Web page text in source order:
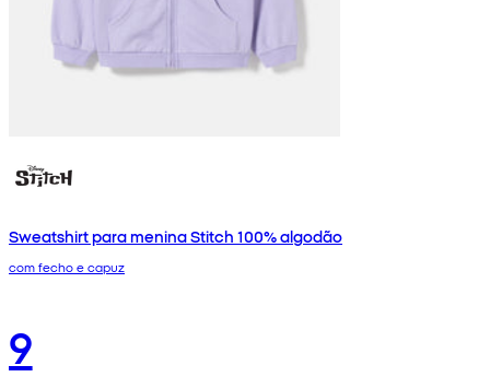
Sweatshirt para menina Stitch 100% algodão
com fecho e capuz
9